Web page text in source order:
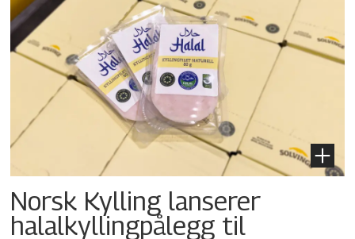
Norsk Kylling lanserer
halalkyllingpålegg til